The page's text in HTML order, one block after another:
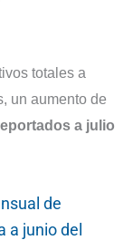
totales a
un aumento de
a julio
de
a junio del